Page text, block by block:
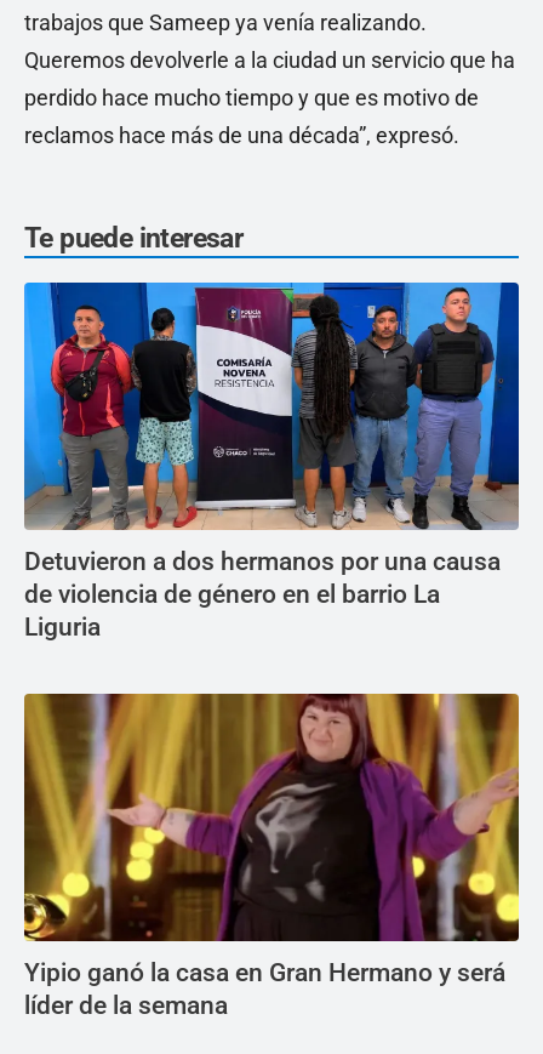
trabajos que Sameep ya venía realizando.
Queremos devolverle a la ciudad un servicio que ha
perdido hace mucho tiempo y que es motivo de
reclamos hace más de una década”, expresó.
Te puede interesar
Detuvieron a dos hermanos por una causa
de violencia de género en el barrio La
Liguria
Yipio ganó la casa en Gran Hermano y será
líder de la semana